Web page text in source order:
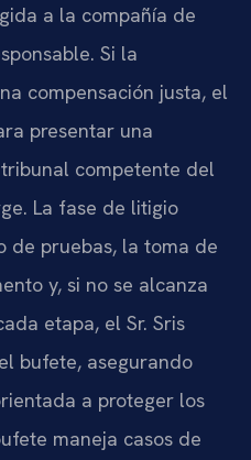
a la compañía de
Si la
compensación justa, el
presentar una
competente del
La fase de litigio
de pruebas, la toma de
y, si no se alcanza
etapa, el Sr. Sris
bufete, asegurando
a proteger los
maneja casos de